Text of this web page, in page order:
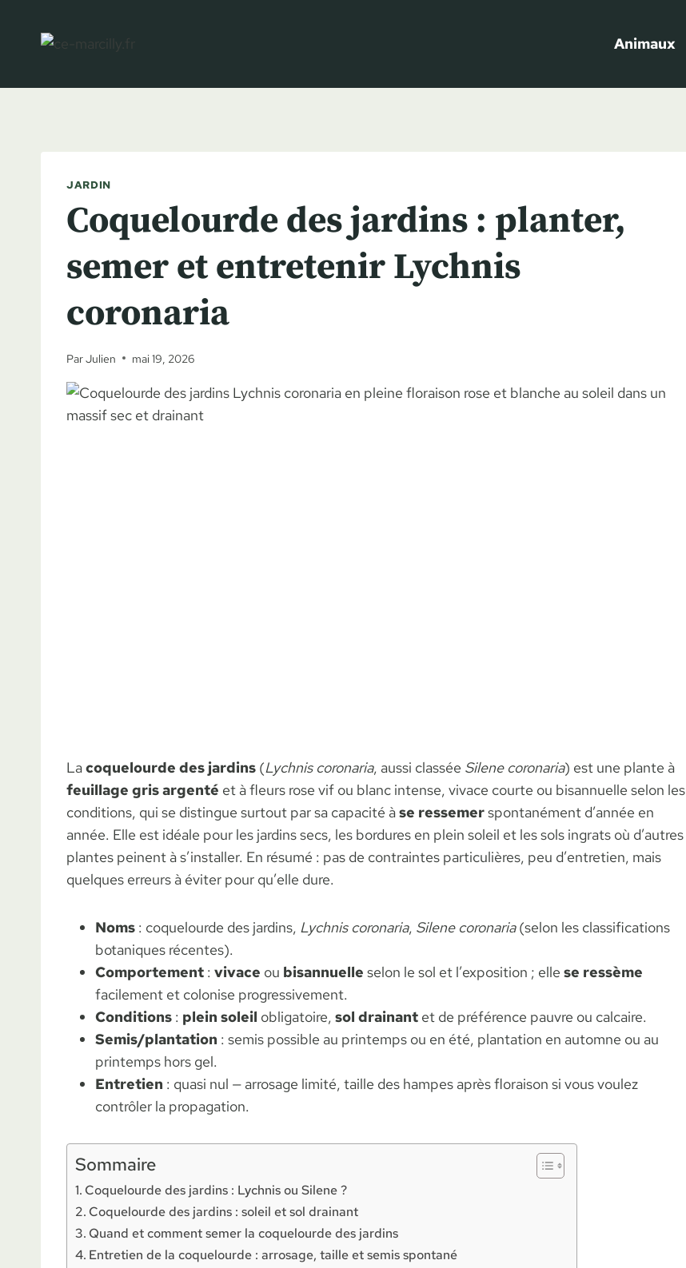
Animaux
JARDIN
Coquelourde des jardins : planter,
semer et entretenir Lychnis
coronaria
ParJulien mai 19, 2026
Lacoquelourde des jardins (Lychnis coronaria, aussi classée Silene coronaria) est une plante à
feuillage gris argenté et à fleurs rose vif ou blanc intense, vivace courte ou bisannuelle selon les
conditions, qui se distingue surtout par sa capacité àse ressemerspontanément d’année en
année. Elle est idéale pour les jardins secs, les bordures en plein soleil et les sols ingrats où d’autres
plantes peinent à s’installer. En résumé : pas de contraintes particulières, peu d’entretien, mais
quelques erreurs à éviter pour qu’elle dure.
Noms : coquelourde des jardins, Lychnis coronaria, Silene coronaria(selon les classifications
botaniques récentes).
Comportement : vivace ou bisannuelle selon le sol et l’exposition ; elle se ressème
facilement et colonise progressivement.
Conditions : plein soleil obligatoire, sol drainant et de préférence pauvre ou calcaire.
Semis/plantation : semis possible au printemps ou en été, plantation en automne ou au
printemps hors gel.
Entretien : quasi nul — arrosage limité, taille des hampes après floraison si vous voulez
contrôler la propagation.
Sommaire
Coquelourde des jardins : Lychnis ou Silene ?
Coquelourde des jardins : soleil et sol drainant
Quand et comment semer la coquelourde des jardins
Entretien de la coquelourde : arrosage, taille et semis spontané